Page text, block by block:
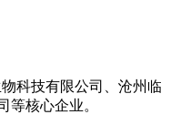
科技有限公司、沧州临
核心企业。